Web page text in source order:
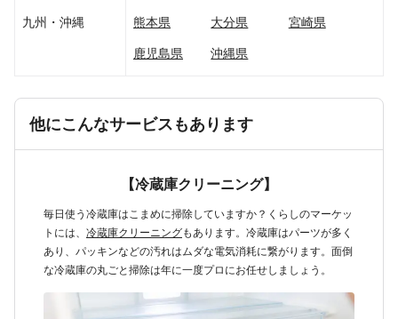
九州・沖縄
熊本県
大分県
宮崎県
鹿児島県
沖縄県
他にこんなサービスもあります
【冷蔵庫クリーニング】
毎日使う冷蔵庫はこまめに掃除していますか？くらしのマーケッ
トには、 冷蔵庫クリーニングもあります。冷蔵庫はパーツが多く
あり、パッキンなどの汚れはムダな電気消耗に繋がります。面倒
な冷蔵庫の丸ごと掃除は年に一度プロにお任せしましょう。